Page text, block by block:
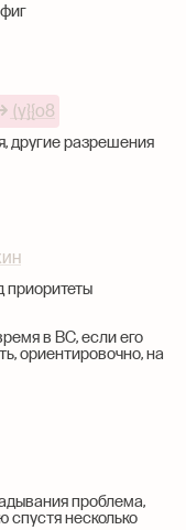
(y}{o8
другие разрешения
приоритеты
в ВС, если его
ориентировочно, на
проблема,
спустя несколько